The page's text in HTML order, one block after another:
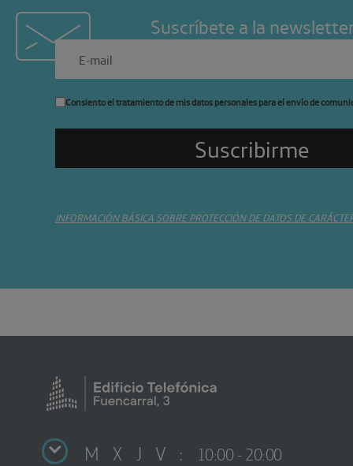
Suscríbete a la
Consiento el tratamiento de mis datos personales para el envío de
INFORMACIÓN BÁSICA SOBRE PROTECCIÓN DE DATOS DE
M X J V : 10:00 - 20:00